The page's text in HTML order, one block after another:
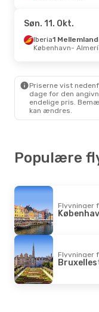
1 Mellemlanding
København-
Vueling1
Ons. 26. Aug.-
Luxair1
København-
Vueling1
Almería-
Søn. 11. Okt.
Iberia1
København-
Priserne vist
dage for den
endelige pris.
kan ændres.
Populære
Flyvninger
Flyvninger
Bruxelles